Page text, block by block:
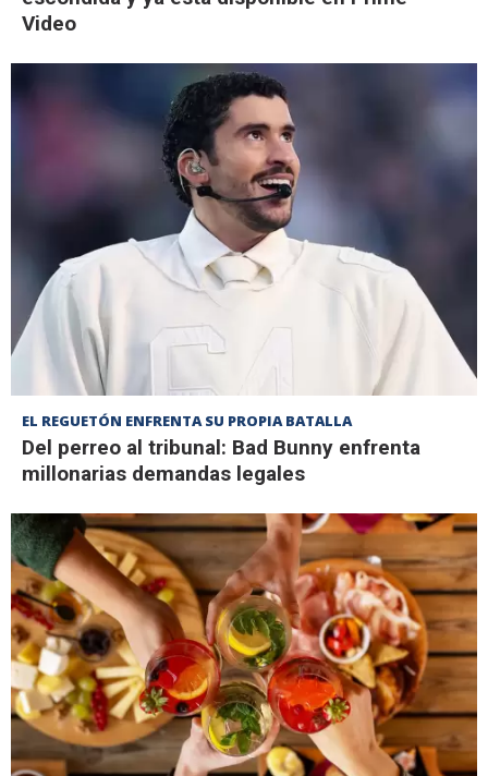
Video
EL REGUETÓN ENFRENTA SU PROPIA BATALLA
Del perreo al tribunal: Bad Bunny enfrenta
millonarias demandas legales